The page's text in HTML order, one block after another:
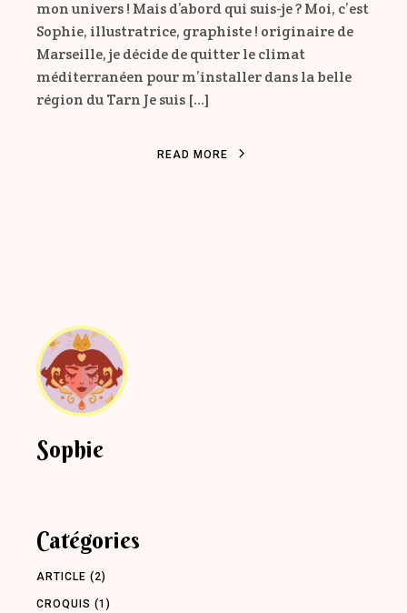
mon univers ! Mais d’abord qui suis-je ? Moi, c’est
Sophie, illustratrice, graphiste ! originaire de
Marseille, je décide de quitter le climat
méditerranéen pour m’installer dans la belle
région du Tarn Je suis […]
R EA D M O R E
Sophie
Catégories
ARTICLE (2)
CROQUIS (1)